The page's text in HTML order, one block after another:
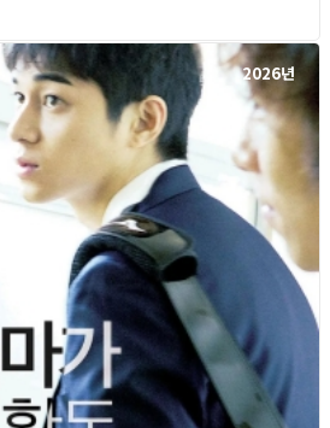
2026년